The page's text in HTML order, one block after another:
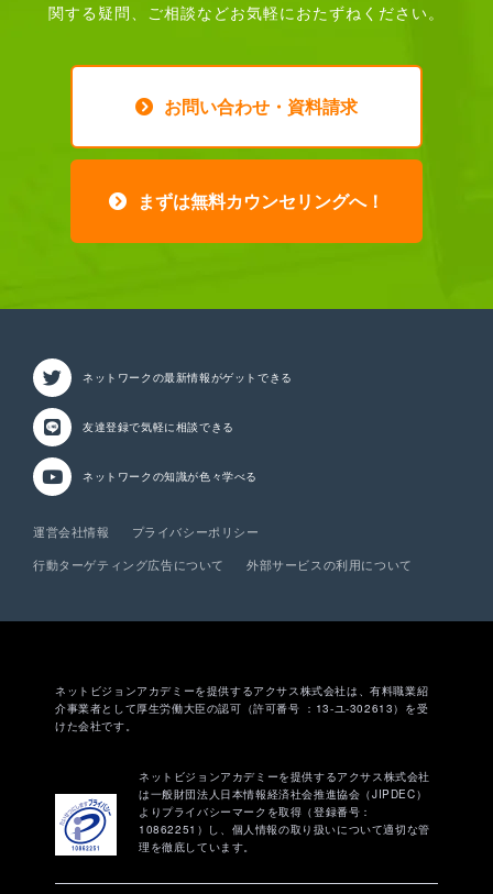
関する疑問、ご相談などお気軽におたずねください。
お問い合わせ・資料請求
まずは無料カウンセリングへ！
ネットワークの最新情報がゲットできる
友達登録で気軽に相談できる
ネットワークの知識が色々学べる
運営会社情報
プライバシーポリシー
行動ターゲティング広告について
外部サービスの利用について
ネットビジョンアカデミーを提供するアクサス株式会社は、有料職業紹
介事業者として厚生労働大臣の認可（許可番号 ：13-ユ-302613）を受
けた会社です。
ネットビジョンアカデミーを提供するアクサス株式会社
は一般財団法人日本情報経済社会推進協会（JIPDEC）
よりプライバシーマークを取得（登録番号：
10862251）し、個人情報の取り扱いについて適切な管
理を徹底しています。